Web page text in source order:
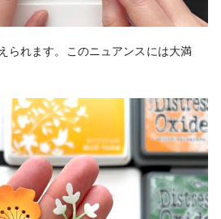
られます。このニュアンスには大満